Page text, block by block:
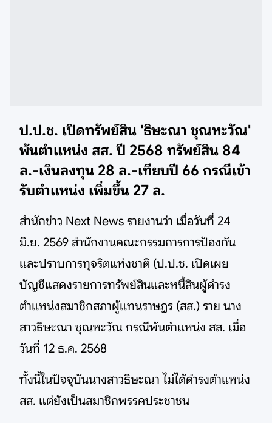
ป.ป.ช. เปิดทรัพย์สิน 'ธิษะณา ชุณหะวัณ'
พ้นตำแหน่ง สส. ปี 2568 ทรัพย์สิน 84
ล.-เงินลงทุน 28 ล.-เทียบปี 66 กรณีเข้า
รับตำแหน่ง เพิ่มขึ้น 27 ล.
สำนักข่าว Next News รายงานว่า เมื่อวันที่ 24
มิ.ย. 2569 สำนักงานคณะกรรมการการป้องกัน
และปราบการทุจริตแห่งชาติ (ป.ป.ช. เปิดเผย
บัญชีแสดงรายการทรัพย์สินและหนี้สินผู้ดำรง
ตำแหน่งสมาชิกสภาผู้แทนราษฎร (สส.) ราย นาง
สาวธิษะณา ชุณหะวัณ กรณีพ้นตำแหน่ง สส. เมื่อ
วันที่ 12 ธ.ค. 2568
ทั้งนี้ในปัจจุบันนางสาวธิษะณา ไม่ได้ดำรงตำแหน่ง
สส. แต่ยังเป็นสมาชิกพรรคประชาชน